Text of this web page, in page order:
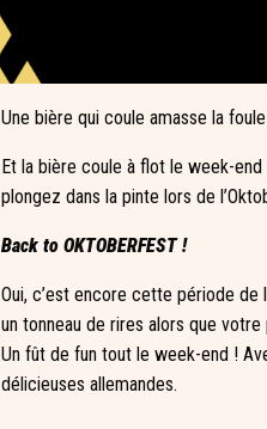
Une bière qui coule amasse la
Et la bière coule à flot le week-
plongez dans la pinte lors de
Back to OKTOBERFEST !
Oui, c’est encore cette période
un tonneau de rires alors que
Un fût de fun tout le week-end !
délicieuses allemandes.